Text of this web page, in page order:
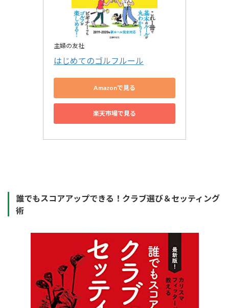
主婦の友社
はじめてのゴルフルール
Amazonで見る
楽天市場で見る
誰でもスコアアップできる！ クラブ選び＆セッティング
術